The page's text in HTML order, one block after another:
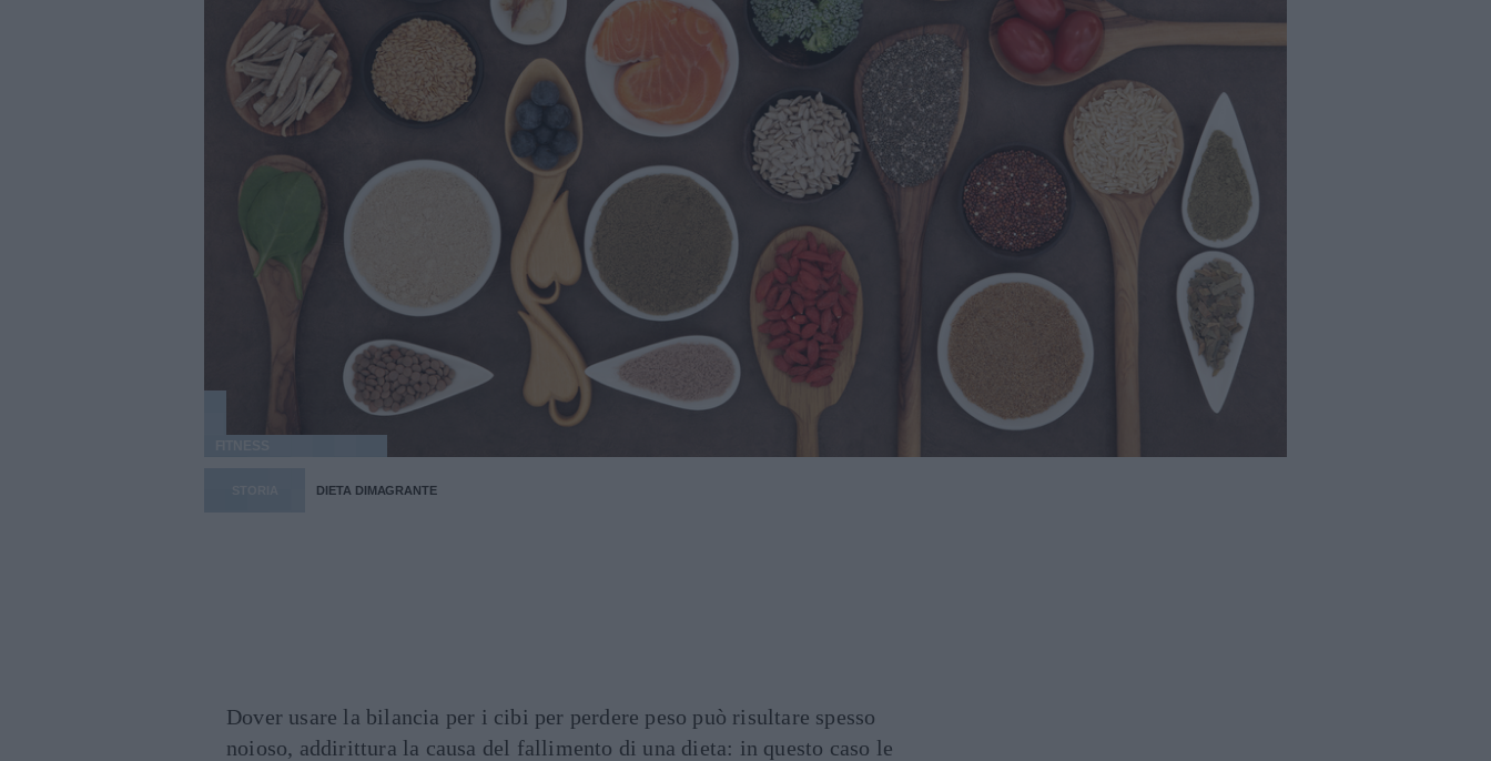
DIETA DIMAGRANTE
Dover usare la bilancia per i cibi per perdere peso può risultare spesso
noioso, addirittura la causa del fallimento di una dieta: in questo caso le